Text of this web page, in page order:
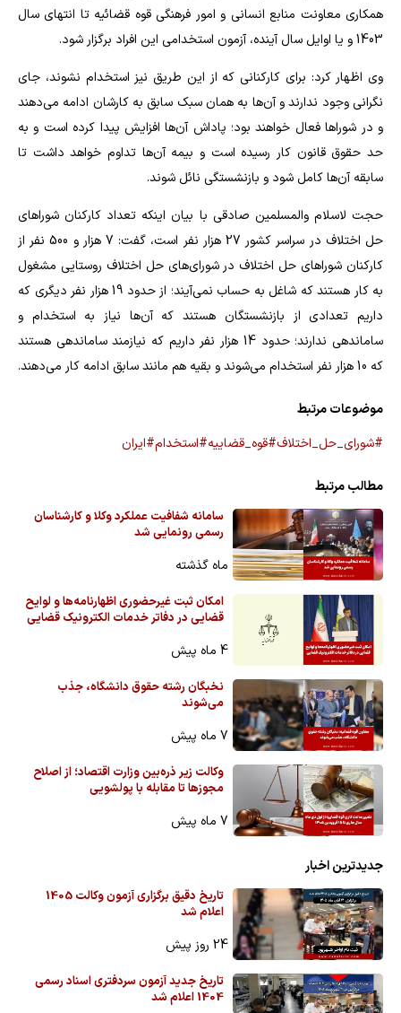
همکاری معاونت منابع انسانی و امور فرهنگی قوه قضائیه تا انتهای سال
1403 و یا اوایل سال آینده، آزمون استخدامی این افراد برگزار شود.
وی اظهار کرد: برای کارکنانی که از این طریق نیز استخدام نشوند، جای
نگرانی وجود ندارند و آن‌ها به همان سبک سابق به کارشان ادامه می‌دهند
و در شوراها فعال خواهند بود؛ پاداش آن‌ها افزایش پیدا کرده است و به
حد حقوق قانون کار رسیده است و بیمه آن‌ها تداوم خواهد داشت تا
سابقه آن‌ها کامل شود و بازنشستگی نائل شوند.
حجت‌ لاسلام والمسلمین صادقی با بیان اینکه تعداد کارکنان شوراهای
حل اختلاف در سراسر کشور 27 هزار نفر است، گفت: 7 هزار و 500 نفر از
کارکنان شوراهای حل اختلاف در شورای‌های حل اختلاف روستایی مشغول
به کار هستند که شاغل به حساب نمی‌آیند؛ از حدود 19 هزار نفر دیگری که
داریم تعدادی از بازنشستگان هستند که آن‌ها نیاز به استخدام و
ساماندهی ندارند؛ حدود 14 هزار نفر داریم که نیازمند ساماندهی هستند
که 10 هزار نفر استخدام می‌شوند و بقیه هم مانند سابق ادامه کار می‌دهند.
موضوعات مرتبط
#شورای_حل_اختلاف#قوه_قضاییه#استخدام#ایران
مطالب مرتبط
سامانه شفافیت عملکرد وکلا و کارشناسان
رسمی رونمایی شد
ماه گذشته
امکان ثبت غیرحضوری اظهارنامه‌ها و لوایح
قضایی در دفاتر خدمات الکترونیک قضایی
4 ماه پیش
نخبگان رشته حقوق دانشگاه، جذب
می‌شوند
7 ماه پیش
وکالت زیر ذره‌بین وزارت اقتصاد؛ از اصلاح
مجوزها تا مقابله با پولشویی
7 ماه پیش
جدیدترین اخبار
تاریخ دقیق برگزاری آزمون وکالت 1405
اعلام شد
24 روز پیش
تاریخ جدید آزمون سردفتری اسناد رسمی
1404 اعلام شد